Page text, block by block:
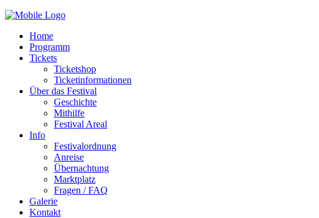
Home
Programm
Tickets
Ticketshop
Ticketinformationen
Über das Festival
Geschichte
Mithilfe
Festival Areal
Info
Festivalordnung
Anreise
Übernachtung
Marktplatz
Fragen / FAQ
Galerie
Kontakt